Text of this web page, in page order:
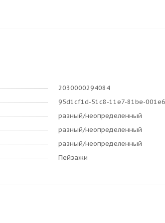
2030000294084
95d1cf1d-51c8-11e7-81be-
разный/неопределенный
разный/неопределенный
разный/неопределенный
Пейзажи